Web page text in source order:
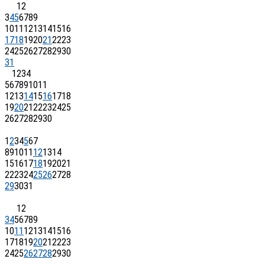
12
3456789
1011 1213141516
17181920212223
24252627282930
31
1234
567891011
12131415161718
19202122232425
2627282930
1234567
891011 121314
15161718192021
22232425262728
293031
12
3456789
1011 1213141516
17181920212223
24252627282930